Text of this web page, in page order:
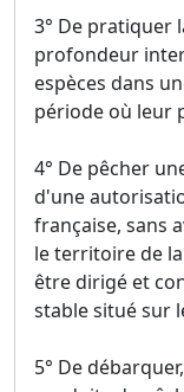
3° De pratiquer
profondeur
espèces dans
période où leur
4° De pêcher
d'une
française, sans
le territoire de
être dirigé et
stable situé sur
5° De